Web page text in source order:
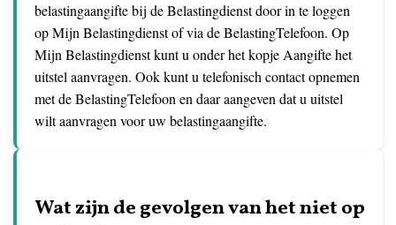
belastingaangifte bij de Belastingdienst door in te loggen
op Mijn Belastingdienst of via de BelastingTelefoon. Op
Mijn Belastingdienst kunt u onder het kopje Aangifte het
uitstel aanvragen. Ook kunt u telefonisch contact opnemen
met de BelastingTelefoon en daar aangeven dat u uitstel
wilt aanvragen voor uw belastingaangifte.
Wat zijn de gevolgen van het niet op